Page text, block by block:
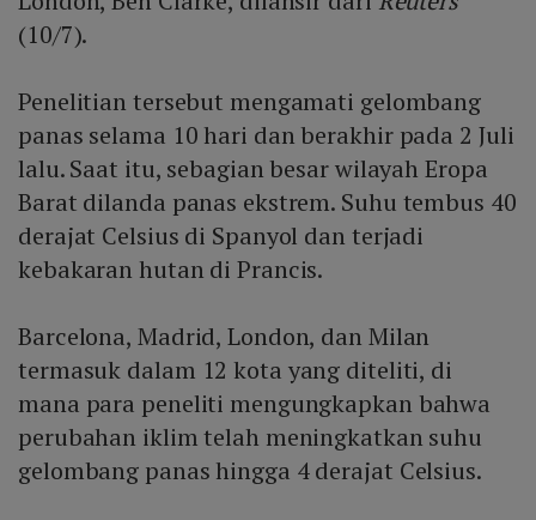
(10/7).
Penelitian tersebut mengamati gelombang
panas selama 10 hari dan berakhir pada 2 Juli
lalu. Saat itu, sebagian besar wilayah Eropa
Barat dilanda panas ekstrem. Suhu tembus 40
derajat Celsius di Spanyol dan terjadi
kebakaran hutan di Prancis.
Barcelona, Madrid, London, dan Milan
termasuk dalam 12 kota yang diteliti, di
mana para peneliti mengungkapkan bahwa
perubahan iklim telah meningkatkan suhu
gelombang panas hingga 4 derajat Celsius.